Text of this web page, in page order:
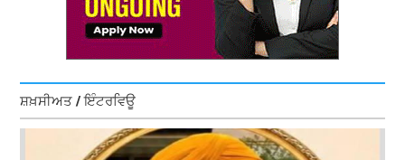
ਸ਼ਖ਼ਸੀਅਤ / ਇੰਟਰਵਿਊ